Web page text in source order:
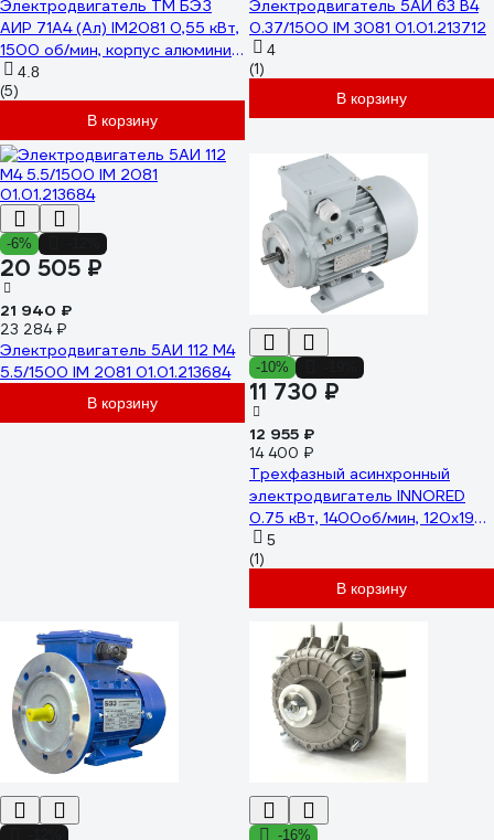
Электродвигатель ТМ БЭЗ
АИР 71A4 (Ал) IM2081 0,55 кВт,
1500 об/мин, корпус алюминий
98051
4.8
(5)
В корзину
Электродвигатель 5АИ 63 В4
0.37/1500 IM 3081 01.01.213712
4
(1)
В корзину
-6%
20 505 ₽
21 940 ₽
23 284 ₽
Электродвигатель 5АИ 112 М4
5.5/1500 IM 2081 01.01.213684
В корзину
-10%
11 730 ₽
12 955 ₽
14 400 ₽
Трехфазный асинхронный
электродвигатель INNORED
0.75 кВт, 1400об/мин, 120х19
мм, на лапах, схема включения
звезда/треугольник, 380
В/220 В, IP55 RM80M2-4 B34
5
(1)
В корзину
-16%